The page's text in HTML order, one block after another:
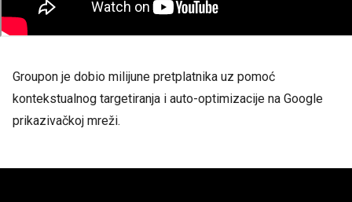
Groupon je dobio milijune pretplatnika uz pomoć
kontekstualnog targetiranja i auto-optimizacije na Google
prikazivačkoj mreži.